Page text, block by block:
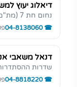
דיאלוג יעוץ
נחום חת 7 (מת"ם), חיפה
04-8138060פקס:
דנאל משאבי
שדרות ההסתדרות 27,
04-8818220פקס: